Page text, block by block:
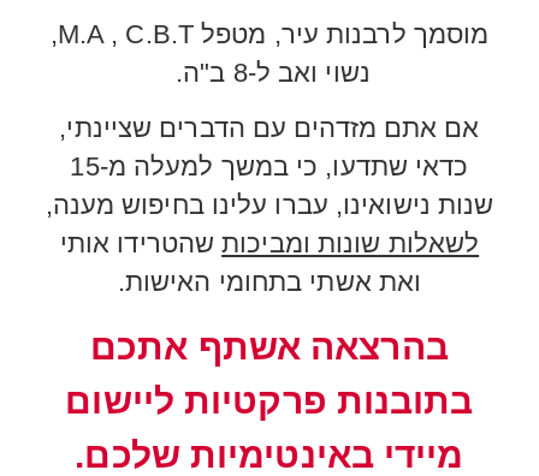
מוסמך לרבנות עיר, מטפל M.A , C.B.T,
נשוי ואב ל-8 ב"ה.
אם אתם מזדהים עם הדברים שציינתי,
כדאי שתדעו, כי במשך למעלה מ-15
שנות נישואינו, עברו עלינו בחיפוש מענה,
לשאלות שונות ומביכותשהטרידו אותי
ואת אשתי בתחומי האישות.
בהרצאה אשתף אתכם
בתובנות פרקטיות ליישום
מיידי באינטימיות שלכם.